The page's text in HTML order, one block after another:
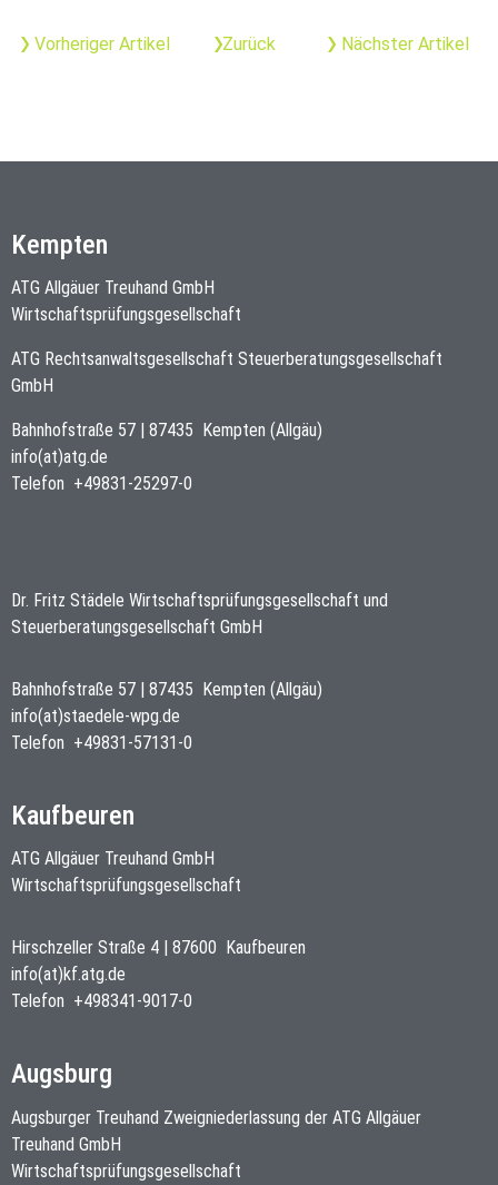
Vorheriger Artikel Zurück Nächster Artikel
Kempten
ATG Allgäuer Treuhand GmbH
Wirtschaftsprüfungsgesellschaft
ATG Rechtsanwaltsgesellschaft Steuerberatungsgesellschaft
GmbH
Bahnhofstraße 57 87435
Kempten (Allgäu)
info(at)atg.de
Telefon +49831-25297-0
Dr. Fritz Städele Wirtschaftsprüfungsgesellschaft und
Steuerberatungsgesellschaft GmbH
Bahnhofstraße 57 | 87435 Kempten (Allgäu)
info(at)staedele-wpg.de
Telefon +49831-57131-0
Kaufbeuren
ATG Allgäuer Treuhand GmbH
Wirtschaftsprüfungsgesellschaft
Hirschzeller Straße 4 | 87600 Kaufbeuren
info(at)kf.atg.de
Telefon +498341-9017-0
Augsburg
Augsburger Treuhand Zweigniederlassung der ATG Allgäuer
Treuhand GmbH
Wirtschaftsprüfungsgesellschaft